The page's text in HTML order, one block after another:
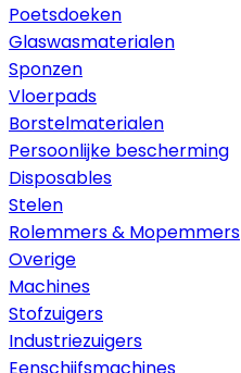
Poetsdoeken
Glaswasmaterialen
Sponzen
Vloerpads
Borstelmaterialen
Persoonlijke bescherming
Disposables
Stelen
Rolemmers & Mopemmers
Overige
Machines
Stofzuigers
Industriezuigers
Eenschijfsmachines